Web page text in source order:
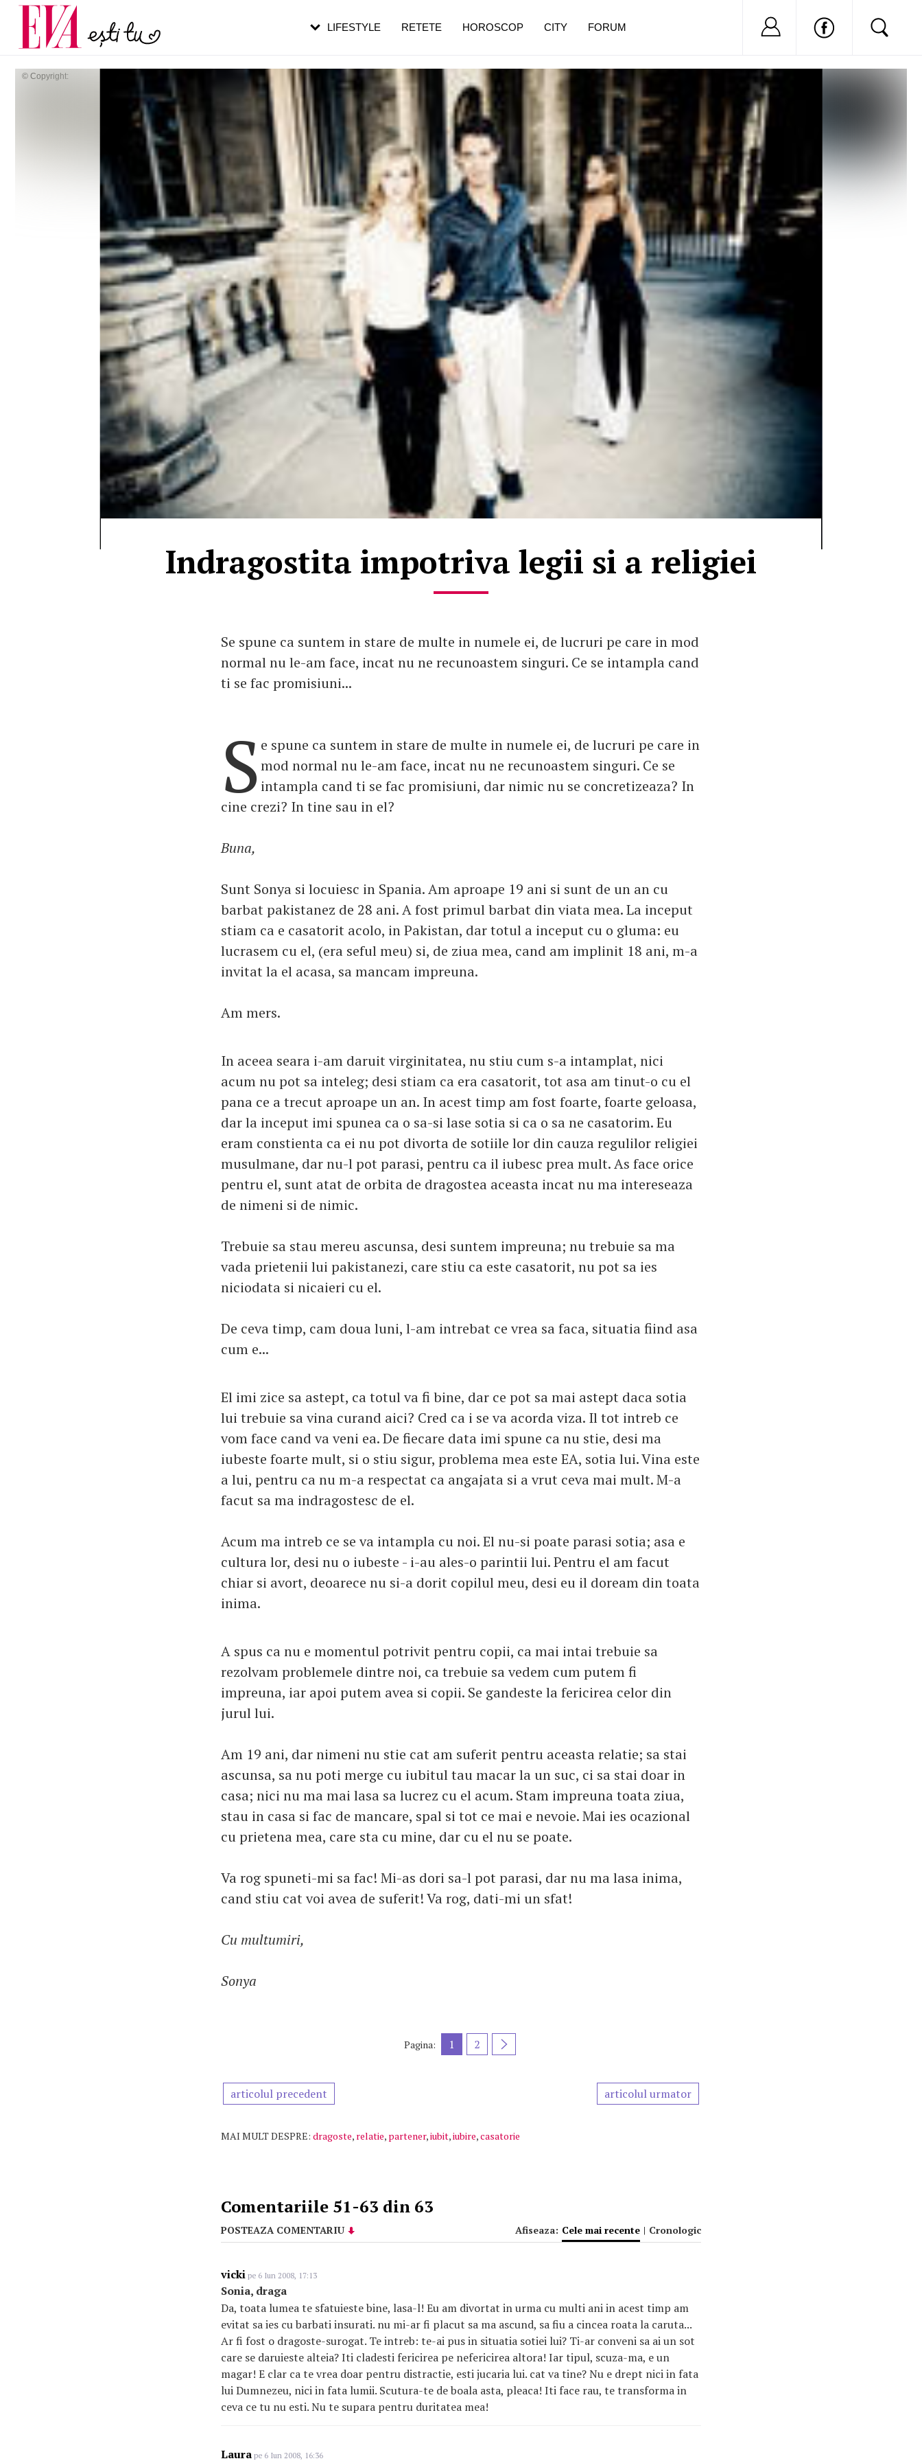
© Copyright:
Indragostita impotriva legii si a religiei
Se spune ca suntem in stare de multe in numele ei, de lucruri pe care in mod
normal nu le-am face, incat nu ne recunoastem singuri. Ce se intampla cand
ti se fac promisiuni...
S e spune ca suntem in stare de multe in numele ei, de lucruri pe care in
mod normal nu le-am face, incat nu ne recunoastem singuri. Ce se
intampla cand ti se fac promisiuni, dar nimic nu se concretizeaza? In
cine crezi? In tine sau in el?
Buna,
Sunt Sonya si locuiesc in Spania. Am aproape 19 ani si sunt de un an cu
barbat pakistanez de 28 ani. A fost primul barbat din viata mea. La inceput
stiam ca e casatorit acolo, in Pakistan, dar totul a inceput cu o gluma: eu
lucrasem cu el, (era seful meu) si, de ziua mea, cand am implinit 18 ani, m-a
invitat la el acasa, sa mancam impreuna.
Am mers.
In aceea seara i-am daruit virginitatea, nu stiu cum s-a intamplat, nici
acum nu pot sa inteleg; desi stiam ca era casatorit, tot asa am tinut-o cu el
pana ce a trecut aproape un an. In acest timp am fost foarte, foarte geloasa,
dar la inceput imi spunea ca o sa-si lase sotia si ca o sa ne casatorim. Eu
eram constienta ca ei nu pot divorta de sotiile lor din cauza regulilor religiei
musulmane, dar nu-l pot parasi, pentru ca il iubesc prea mult. As face orice
pentru el, sunt atat de orbita de dragostea aceasta incat nu ma intereseaza
de nimeni si de nimic.
Trebuie sa stau mereu ascunsa, desi suntem impreuna; nu trebuie sa ma
vada prietenii lui pakistanezi, care stiu ca este casatorit, nu pot sa ies
niciodata si nicaieri cu el.
De ceva timp, cam doua luni, l-am intrebat ce vrea sa faca, situatia fiind asa
cum e...
El imi zice sa astept, ca totul va fi bine, dar ce pot sa mai astept daca sotia
lui trebuie sa vina curand aici? Cred ca i se va acorda viza. Il tot intreb ce
vom face cand va veni ea. De fiecare data imi spune ca nu stie, desi ma
iubeste foarte mult, si o stiu sigur, problema mea este EA, sotia lui. Vina este
a lui, pentru ca nu m-a respectat ca angajata si a vrut ceva mai mult. M-a
facut sa ma indragostesc de el.
Acum ma intreb ce se va intampla cu noi. El nu-si poate parasi sotia; asa e
cultura lor, desi nu o iubeste - i-au ales-o parintii lui. Pentru el am facut
chiar si avort, deoarece nu si-a dorit copilul meu, desi eu il doream din toata
inima.
A spus ca nu e momentul potrivit pentru copii, ca mai intai trebuie sa
rezolvam problemele dintre noi, ca trebuie sa vedem cum putem fi
impreuna, iar apoi putem avea si copii. Se gandeste la fericirea celor din
jurul lui.
Am 19 ani, dar nimeni nu stie cat am suferit pentru aceasta relatie; sa stai
ascunsa, sa nu poti merge cu iubitul tau macar la un suc, ci sa stai doar in
casa; nici nu ma mai lasa sa lucrez cu el acum. Stam impreuna toata ziua,
stau in casa si fac de mancare, spal si tot ce mai e nevoie. Mai ies ocazional
cu prietena mea, care sta cu mine, dar cu el nu se poate.
Va rog spuneti-mi sa fac! Mi-as dori sa-l pot parasi, dar nu ma lasa inima,
cand stiu cat voi avea de suferit! Va rog, dati-mi un sfat!
Cu multumiri,
Sonya
Pagina: 1 2
articolul precedent articolul urmator
MAI MULT DESPRE: dragoste, relatie, partener,iubit,iubire,casatorie
Comentariile 51-63 din 63
POSTEAZA COMENTARIU Afiseaza: Cele mai recente | Cronologic
vicki pe 6 Iun 2008, 17:13
Sonia, draga
Da, toata lumea te sfatuieste bine, lasa-l! Eu am divortat in urma cu multi ani in acest timp am
evitat sa ies cu barbati insurati. nu mi-ar fi placut sa ma ascund, sa fiu a cincea roata la caruta...
Ar fi fost o dragoste-surogat. Te intreb: te-ai pus in situatia sotiei lui? Ti-ar conveni sa ai un sot
care se daruieste alteia? Iti cladesti fericirea pe nefericirea altora! Iar tipul, scuza-ma, e un
magar! E clar ca te vrea doar pentru distractie, esti jucaria lui. cat va tine? Nu e drept nici in fata
lui Dumnezeu, nici in fata lumii. Scutura-te de boala asta, pleaca! Iti face rau, te transforma in
ceva ce tu nu esti. Nu te supara pentru duritatea mea!
Laura pe 6 Iun 2008, 16:36
LIFESTYLE RETETE HOROSCOP CITY FORUM Nu ai cont?
Carieră
Actualitate
pe măsură ce înaintezi în vârstă